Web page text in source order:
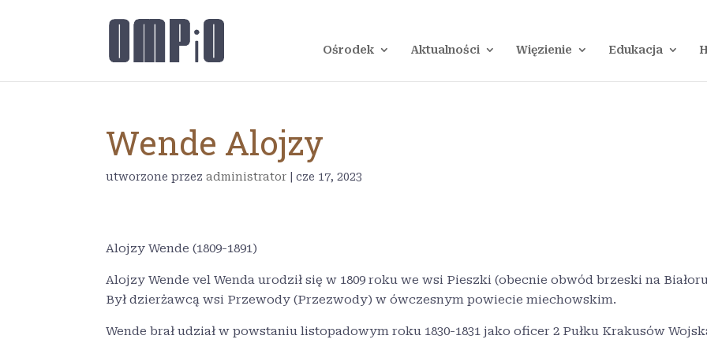
Ośrodek Aktualności Więzienie Edukacja
Wende Alojzy
utworzone przezadministrator |cze 17, 2023
Alojzy Wende (1809-1891)
Alojzy Wende vel Wenda urodził się w 1809 roku we wsi Pieszki (obecnie obwód brzeski na
Był dzierżawcą wsi Przewody (Przezwody) w ówczesnym powiecie miechowskim.
Wende brał udział w powstaniu listopadowym roku 1830-1831 jako oficer 2 Pułku Krakusów